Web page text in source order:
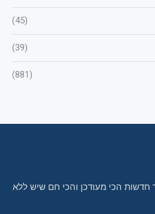
(45)
(39)
(881)
הכי מעודכן והכי חם שיש ללא